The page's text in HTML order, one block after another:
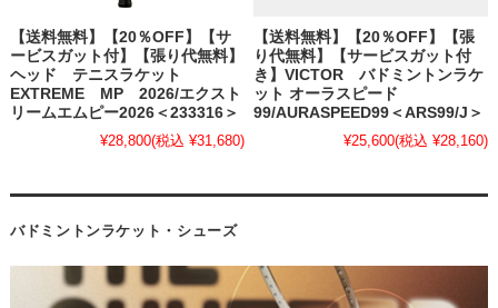
【送料無料】【20％OFF】【サ
ービスガット付】【張り代無料】
ヘッド テニスラケット
EXTREME MP 2026/エクスト
リームエムピー2026＜233316＞
¥28,800(税込 ¥31,680)
【送料無料】【20％OFF】【張
り代無料】【サービスガット付
き】VICTOR バドミントンラケ
ット オーラスピード
99/AURASPEED99＜ARS99/J＞
¥25,600(税込 ¥28,160)
バドミントンラケット・シューズ